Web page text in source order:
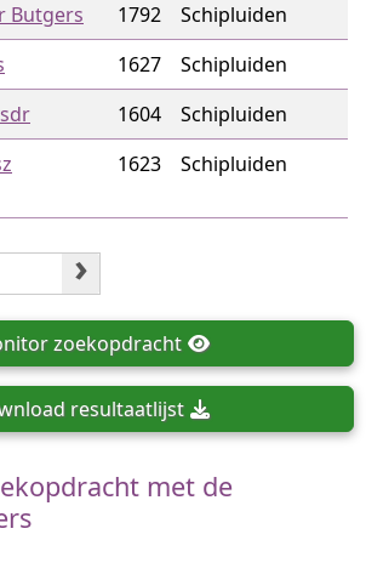
Butgers
1792
Schipluiden
1627
Schipluiden
1604
Schipluiden
1623 Schipluiden
›
zoekopdracht
resultaatlijst
met de